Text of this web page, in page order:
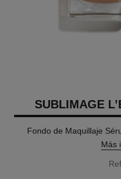
SUBLIMAGE
Fondo de Maquillaje
Más